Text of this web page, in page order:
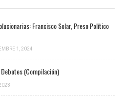
Francisco Solar, Preso Político
1, 2024
(compilación)